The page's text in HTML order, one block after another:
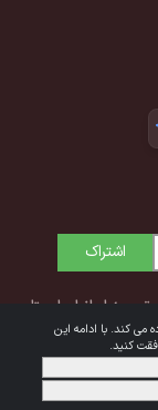
کند. با ادامه این
کنید.
اشتراک
ایرانیان ایستا